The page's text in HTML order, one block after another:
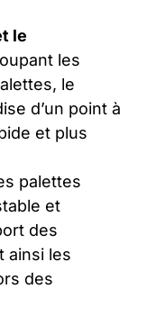
le
les
le
d’un point à
et plus
palettes
et
des
ainsi les
des